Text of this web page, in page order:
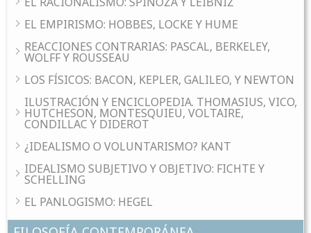
EL EMPIRISMO: HOBBES, LOCKE Y HUME
REACCIONES CONTRARIAS: PASCAL, BERKELEY,
WOLFF Y ROUSSEAU
LOS FÍSICOS: BACON, KEPLER, GALILEO, Y NEWTON
ILUSTRACIÓN Y ENCICLOPEDIA. THOMASIUS, VICO,
HUTCHESON, MONTESQUIEU, VOLTAIRE,
CONDILLAC Y DIDEROT
¿IDEALISMO O VOLUNTARISMO? KANT
IDEALISMO SUBJETIVO Y OBJETIVO: FICHTE Y
SCHELLING
EL PANLOGISMO: HEGEL